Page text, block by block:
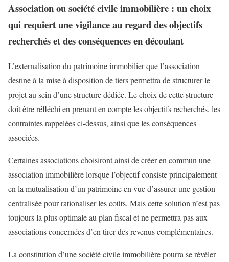
Association ou société civile immobilière : un choix
qui requiert une vigilance au regard des objectifs
recherchés et des conséquences en découlant
L’externalisation du patrimoine immobilier que l’association
destine à la mise à disposition de tiers permettra de structurer le
projet au sein d’une structure dédiée. Le choix de cette structure
doit être réfléchi en prenant en compte les objectifs recherchés, les
contraintes rappelées ci-dessus, ainsi que les conséquences
associées.
Certaines associations choisiront ainsi de créer en commun une
association immobilière lorsque l’objectif consiste principalement
en la mutualisation d’un patrimoine en vue d’assurer une gestion
centralisée pour rationaliser les coûts. Mais cette solution n’est pas
toujours la plus optimale au plan fiscal et ne permettra pas aux
associations concernées d’en tirer des revenus complémentaires.
La constitution d’une société civile immobilière pourra se révéler